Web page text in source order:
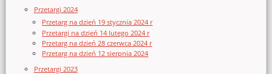
Przetargi 2024
Przetarg na dzień 19 stycznia 2024 r
Przetargi na dzień 14 lutego 2024 r
Przetarg na dzień 28 czerwca 2024 r
Przetarg na dzień 12 sierpnia 2024
Przetargi 2023